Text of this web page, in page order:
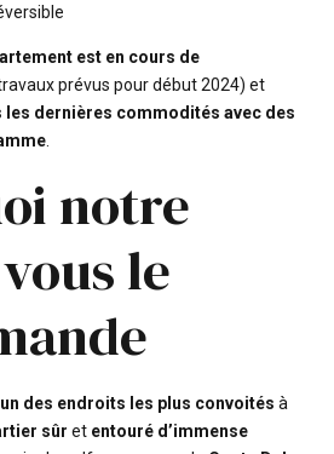
est en cours de
prévus pour début 2024) et
les dernières commodités avec des
notre
le
des endroits les plus convoités à
sûr et entouré d’immense